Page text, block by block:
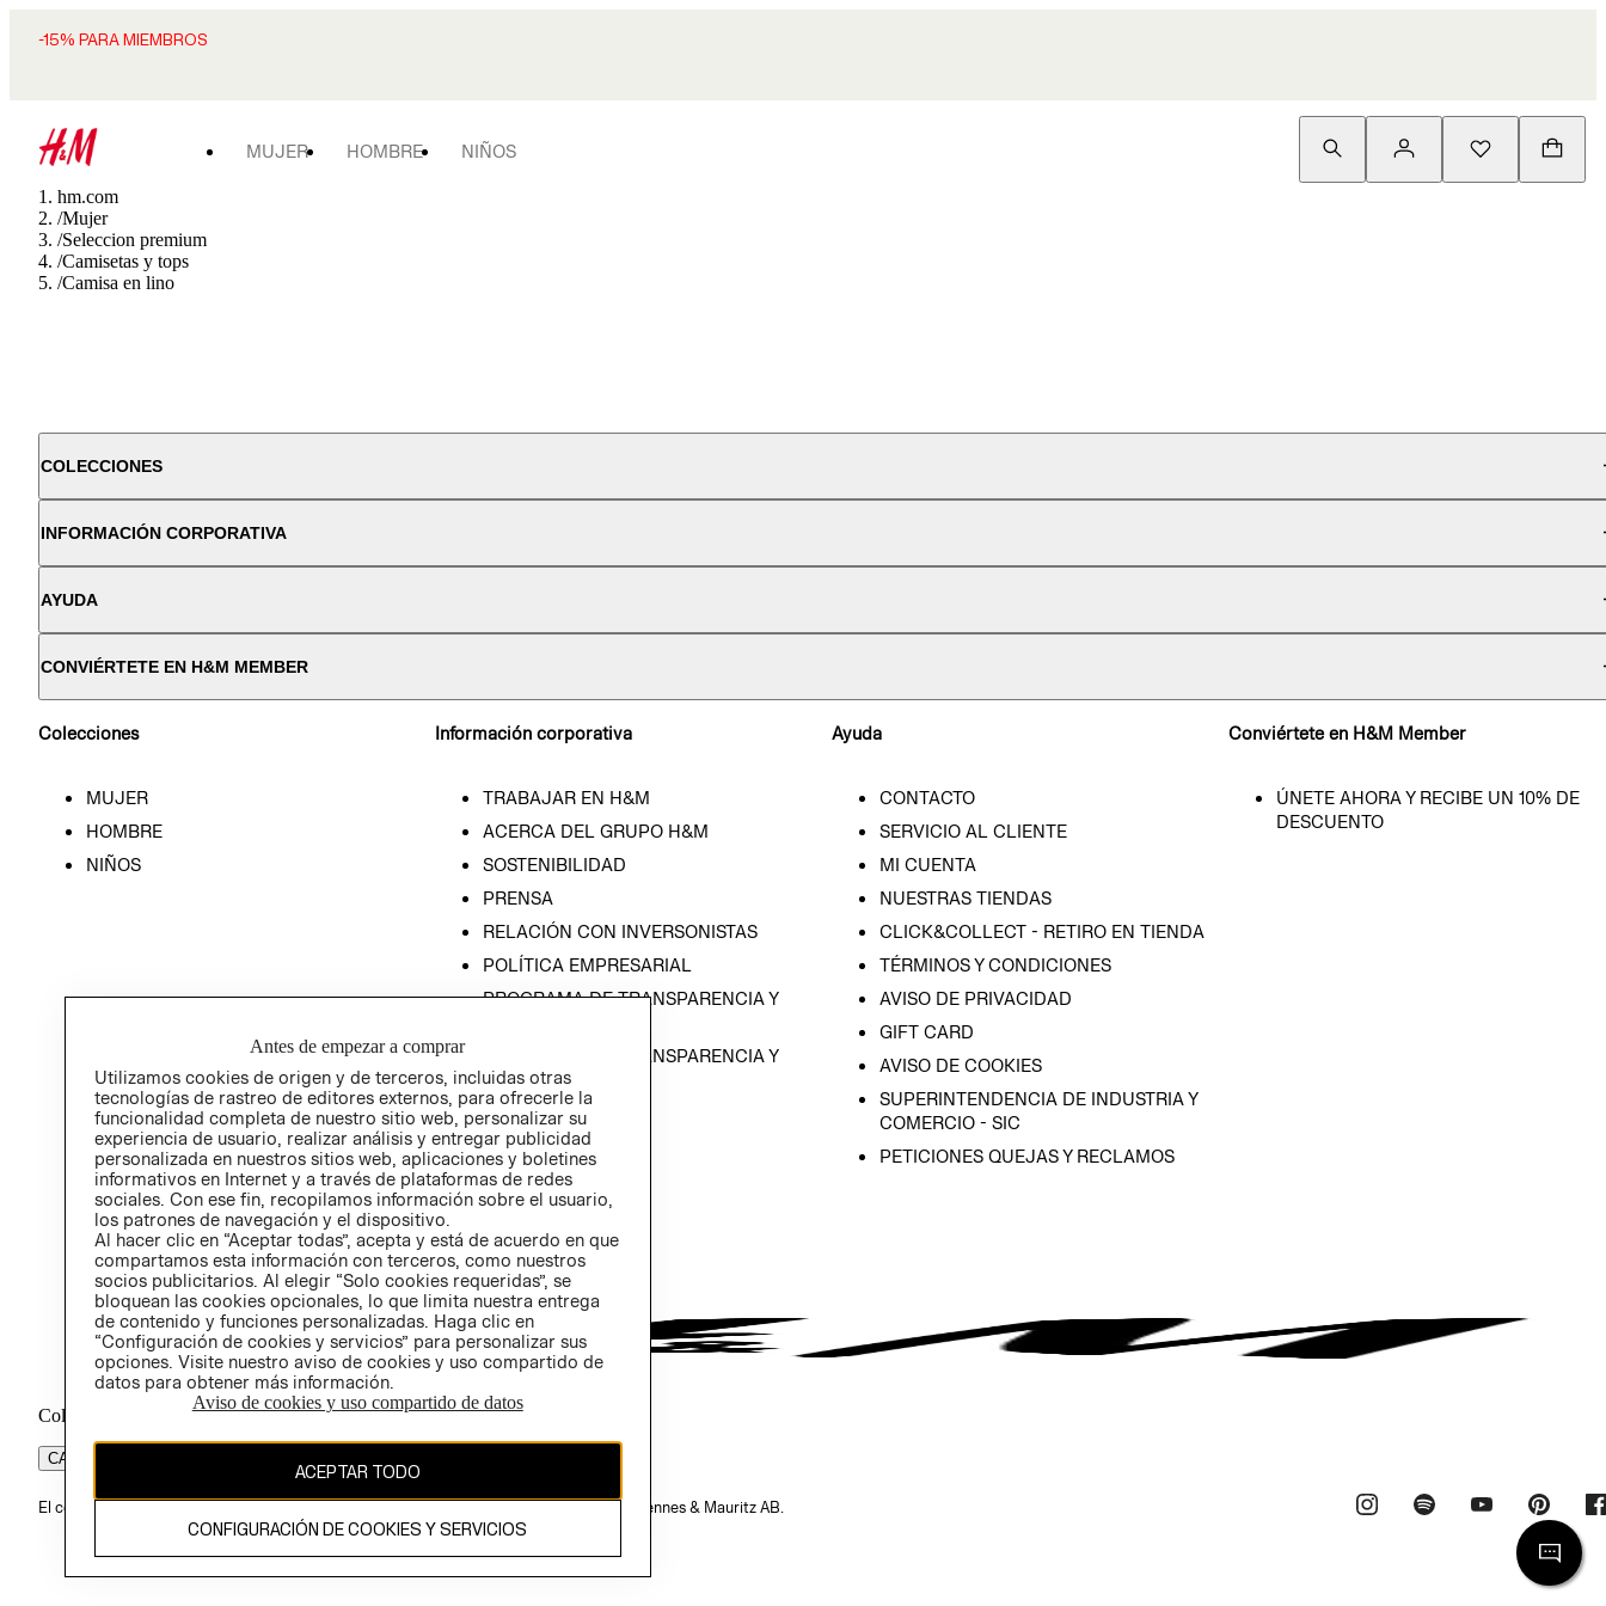
-15% PARA MIEMBROS
MUJER HOMBRE NIÑOS
hm.com
/Mujer
/Seleccion premium
/Camisetas y tops
/Camisa en lino
COLECCIONES
INFORMACIÓN CORPORATIVA
AYUDA
CONVIÉRTETE EN H&M MEMBER
Colecciones
MUJER
HOMBRE
NIÑOS
Información corporativa
TRABAJAR EN H&M
ACERCA DEL GRUPO H&M
SOSTENIBILIDAD
PRENSA
RELACIÓN CON INVERSONISTAS
POLÍTICA EMPRESARIAL
PROGRAMA DE TRANSPARENCIA Y
PROGRAMA DE TRANSPARENCIA Y
ÉTICA (INGLÉS)
Ayuda
CONTACTO
SERVICIO AL CLIENTE
MI CUENTA
NUESTRAS TIENDAS
CLICK&COLLECT - RETIRO EN TIENDA
TÉRMINOS Y CONDICIONES
AVISO DE PRIVACIDAD
GIFT CARD
AVISO DE COOKIES
SUPERINTENDENCIA DE INDUSTRIA Y
COMERCIO - SIC
PETICIONES QUEJAS Y RECLAMOS
Conviértete en H&M Member
ÚNETE AHORA Y RECIBE UN 10% DE
DESCUENTO
Colombia ($)
CAMBIAR REGIÓN
El contenido de esta página web está protegido por copyright y es propiedad de H&M Hennes & Mauritz AB.
Antes de empezar a comprar
Utilizamos cookies de origen y de terceros, incluidas otras
tecnologías de rastreo de editores externos, para ofrecerle la
funcionalidad completa de nuestro sitio web, personalizar su
experiencia de usuario, realizar análisis y entregar publicidad
personalizada en nuestros sitios web, aplicaciones y boletines
informativos en Internet y a través de plataformas de redes
sociales. Con ese fin, recopilamos información sobre el usuario,
los patrones de navegación y el dispositivo.
Al hacer clic en “Aceptar todas”, acepta y está de acuerdo en que
compartamos esta información con terceros, como nuestros
socios publicitarios. Al elegir “Solo cookies requeridas”, se
bloquean las cookies opcionales, lo que limita nuestra entrega
de contenido y funciones personalizadas. Haga clic en
“Configuración de cookies y servicios” para personalizar sus
opciones. Visite nuestro aviso de cookies y uso compartido de
datos para obtener más información.
Aviso de cookies y uso compartido de datos
ACEPTAR TODO
CONFIGURACIÓN DE COOKIES Y SERVICIOS